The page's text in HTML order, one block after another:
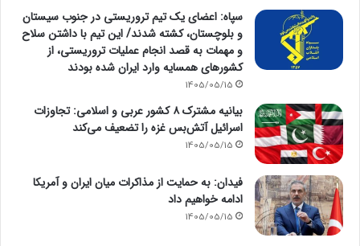
سپاه: اعضای یک تیم تروریستی در جنوب سیستان
و بلوچستان، کشته شدند/ این تیم با داشتن سلاح
و مهمات به قصد انجام عملیات تروریستی، از
کشورهای همسایه وارد ایران شده بودند
1405/05/15
بیانیه مشترک ۸ کشور عربی و اسلامی: تجاوزات
اسرائیل آتش‌بس غزه را تضعیف می‌کند
1405/05/15
فیدان: به حمایت از مذاکرات میان ایران و آمریکا
ادامه خواهیم داد
1405/05/15